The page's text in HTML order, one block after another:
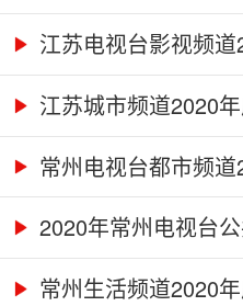
江苏电视台影视频
江苏城市频道2020
常州电视台都市频
2020年常州电视台
常州生活频道2020